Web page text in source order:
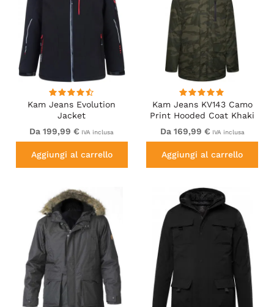
Kam Jeans Evolution
Jacket
Da 199,99 € IVA inclusa
Aggiungi al carrello
Kam Jeans KV143 Camo
Print Hooded Coat Khaki
Da 169,99 € IVA inclusa
Aggiungi al carrello